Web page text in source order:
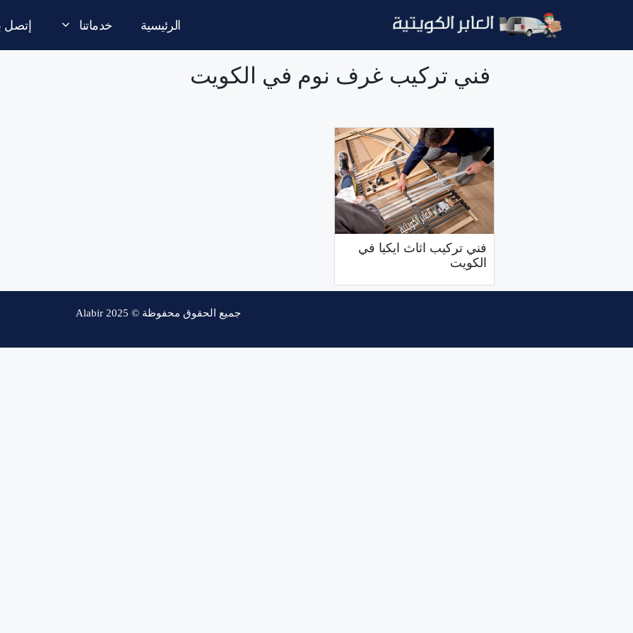
المحتوى
الرئيسية خدماتنا إتصل
فني تركيب غرف نوم في الكويت
فني تركيب اثاث ايكيا في
الكويت
جميع الحقوق محفوظة © Alabir 2025